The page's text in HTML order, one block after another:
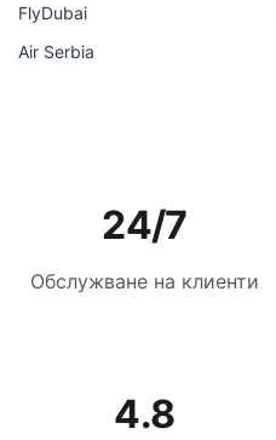
FlyDubai
Air Serbia
24/7
Обслужване на клиенти
4.8